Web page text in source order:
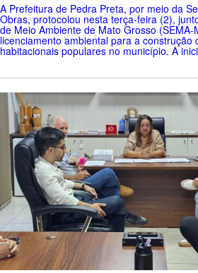
A Prefeitura de Pedra Preta, por meio da
Obras, protocolou nesta terça-feira (2),
de Meio Ambiente de Mato Grosso
licenciamento ambiental para a construção
habitacionais populares no município. A